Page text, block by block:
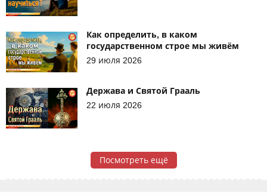
Как определить, в каком
государственном строе мы живём
29 июля 2026
Держава и Святой Грааль
22 июля 2026
Посмотреть ещё